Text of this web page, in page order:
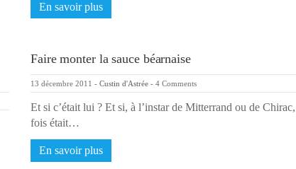
En savoir plus
Faire monter la sauce béarnaise
13 décembre 2011 - Custin d'Astrée - 4 Comments
Et si c’était lui ? Et si, à l’instar de Mitterrand ou de
fois était…
En savoir plus